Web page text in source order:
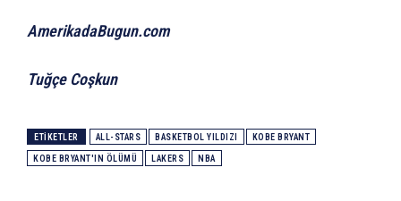
AmerikadaBugun.com
Tuğçe Coşkun
ETIKETLER ALL-STARS BASKETBOL YILDIZI KOBE BRYANT
KOBE BRYANT'IN ÖLÜMÜ LAKERS NBA